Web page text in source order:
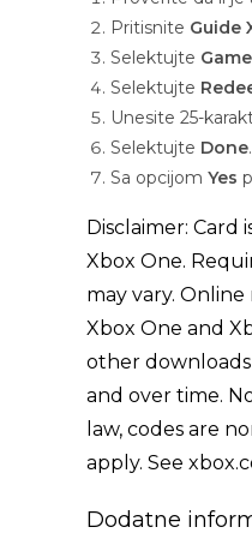
Pritisnite Guide
Selektujte
Selektujte
Unesite 25-
Selektujte Done.
Sa opcijom Yes
Disclaimer:
Xbox One.
may vary.
Xbox One and
other
and over time.
law, codes are
apply. See
Dodatne